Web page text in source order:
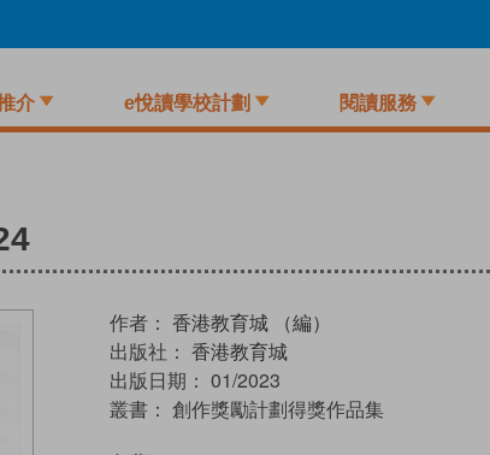
介 e悅讀學校計劃 閱讀服務
作者： 香港教育城 （編）
出版社： 香港教育城
出版日期： 01/2023
叢書： 創作獎勵計劃得獎作品集